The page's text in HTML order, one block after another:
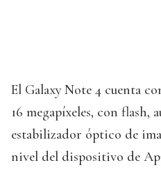
El Galaxy Note 4 cuenta
16 megapíxeles, con flash,
estabilizador óptico de
nivel del dispositivo de